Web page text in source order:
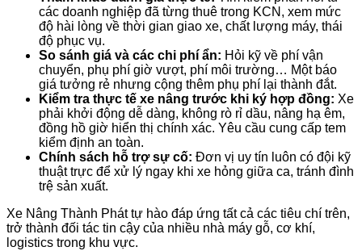
các doanh nghiệp đã từng thuê trong KCN, xem mức
độ hài lòng về thời gian giao xe, chất lượng máy, thái
độ phục vụ.
So sánh giá và các chi phí ẩn: Hỏi kỹ về phí vận
chuyển, phụ phí giờ vượt, phí môi trường… Một báo
giá tưởng rẻ nhưng cộng thêm phụ phí lại thành đắt.
Kiểm tra thực tế xe nâng trước khi ký hợp đồng: Xe
phải khởi động dễ dàng, không rò rỉ dầu, nâng hạ êm,
đồng hồ giờ hiển thị chính xác. Yêu cầu cung cấp tem
kiểm định an toàn.
Chính sách hỗ trợ sự cố: Đơn vị uy tín luôn có đội kỹ
thuật trực để xử lý ngay khi xe hỏng giữa ca, tránh đình
trệ sản xuất.
Xe Nâng Thành Phát tự hào đáp ứng tất cả các tiêu chí trên,
trở thành đối tác tin cậy của nhiều nhà máy gỗ, cơ khí,
logistics trong khu vực.